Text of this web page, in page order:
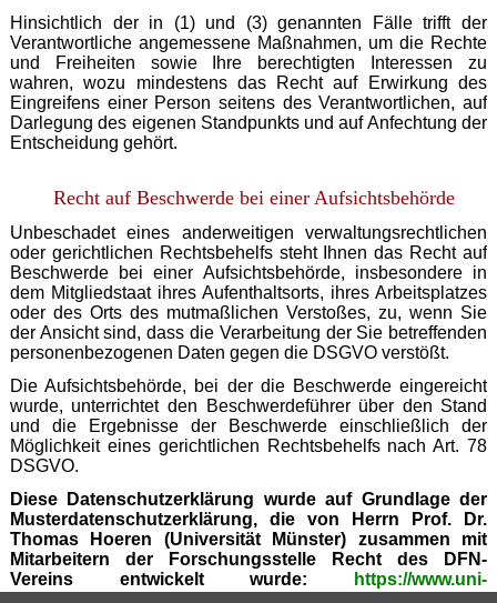
Hinsichtlich der in (1) und (3) genannten Fälle trifft der
Verantwortliche angemessene Maßnahmen, um die Rechte
und Freiheiten sowie Ihre berechtigten Interessen zu
wahren, wozu mindestens das Recht auf Erwirkung des
Eingreifens einer Person seitens des Verantwortlichen, auf
Darlegung des eigenen Standpunkts und auf Anfechtung der
Entscheidung gehört.
Recht auf Beschwerde bei einer Aufsichtsbehörde
Unbeschadet eines anderweitigen verwaltungsrechtlichen
oder gerichtlichen Rechtsbehelfs steht Ihnen das Recht auf
Beschwerde bei einer Aufsichtsbehörde, insbesondere in
dem Mitgliedstaat ihres Aufenthaltsorts, ihres Arbeitsplatzes
oder des Orts des mutmaßlichen Verstoßes, zu, wenn Sie
der Ansicht sind, dass die Verarbeitung der Sie betreffenden
personenbezogenen Daten gegen die DSGVO verstößt.
Die Aufsichtsbehörde, bei der die Beschwerde eingereicht
wurde, unterrichtet den Beschwerdeführer über den Stand
und die Ergebnisse der Beschwerde einschließlich der
Möglichkeit eines gerichtlichen Rechtsbehelfs nach Art. 78
DSGVO.
Diese Datenschutzerklärung wurde auf Grundlage der
Musterdatenschutzerklärung, die von Herrn Prof. Dr.
Thomas Hoeren (Universität Münster) zusammen mit
Mitarbeitern der Forschungsstelle Recht des DFN-
Vereins entwickelt wurde:
https://www.uni-